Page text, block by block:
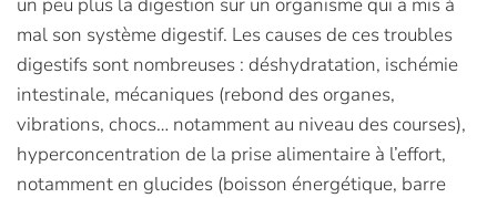
mal son système digestif. Les causes de ces troubles
digestifs sont nombreuses : déshydratation, ischémie
intestinale, mécaniques (rebond des organes,
vibrations, chocs… notamment au niveau des courses),
hyperconcentration de la prise alimentaire à l’effort,
notamment en glucides (boisson énergétique, barre